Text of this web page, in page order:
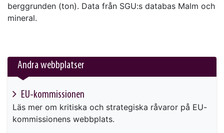
berggrunden (ton). Data från SGU:s databas Malm och
mineral.
Andra webbplatser
EU-kommissionen
Läs mer om kritiska och strategiska råvaror på EU-
kommissionens webbplats.